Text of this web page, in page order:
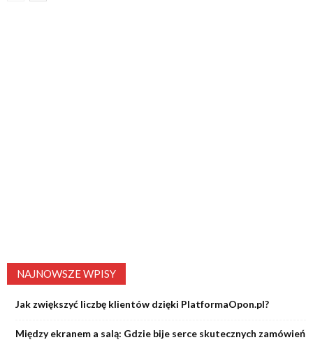
NAJNOWSZE WPISY
Jak zwiększyć liczbę klientów dzięki PlatformaOpon.pl?
Między ekranem a salą: Gdzie bije serce skutecznych zamówień